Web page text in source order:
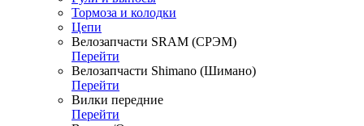
Тормоза и колодки
Цепи
Велозапчасти SRAM (СРЭМ)
Перейти
Велозапчасти Shimano (Шимано)
Перейти
Вилки передние
Перейти